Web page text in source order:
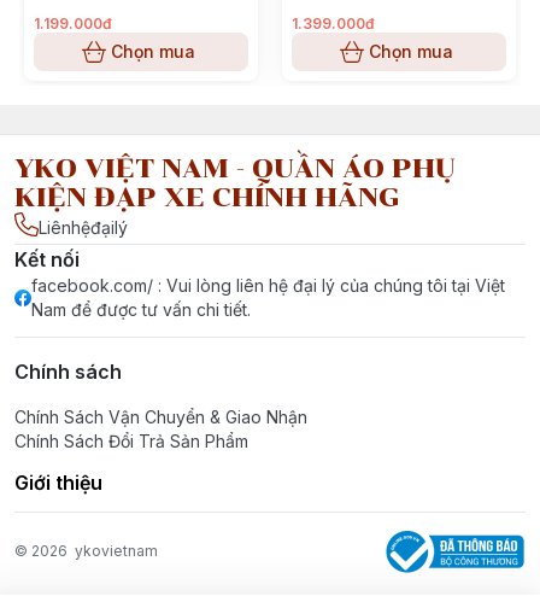
1.199.000đ
Chọn mua
1.399.000đ
Chọn mua
YKO VIỆT NAM - QUẦN ÁO PHỤ
KIỆN ĐẠP XE CHÍNH HÃNG
Liênhệđạilý
Kết nối
facebook.com/ : Vui lòng liên hệ đại lý của chúng tôi tại Việt
Nam để được tư vấn chi tiết.
Chính sách
Chính Sách Vận Chuyển & Giao Nhận
Chính Sách Đổi Trả Sản Phẩm
Giới thiệu
© 2026 ykovietnam